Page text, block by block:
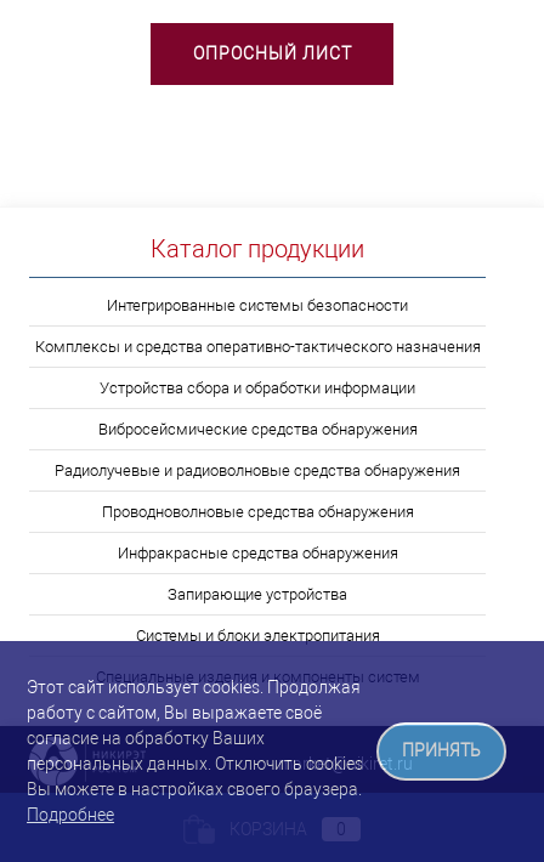
ОПРОСНЫЙ ЛИСТ
Каталог продукции
Интегрированные системы безопасности
Комплексы и средства оперативно-тактического назначения
Устройства сбора и обработки информации
Вибросейсмические средства обнаружения
Радиолучевые и радиоволновые средства обнаружения
Проводноволновые средства обнаружения
Инфракрасные средства обнаружения
Запирающие устройства
Системы и блоки электропитания
Специальные изделия и компоненты систем
market@nikiret.ru
КОРЗИНА 0
Этот сайт использует cookies. Продолжая
работу с сайтом, Вы выражаете своё
согласие на обработку Ваших
персональных данных. Отключить cookies
Вы можете в настройках своего браузера.
Подробнее
ПРИНЯТЬ